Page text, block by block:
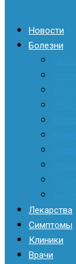
Новости
Болезни
Лекарства
Симптомы
Клиники
Врачи